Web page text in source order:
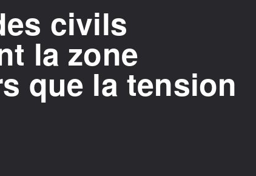
civils
la zone
que la tension